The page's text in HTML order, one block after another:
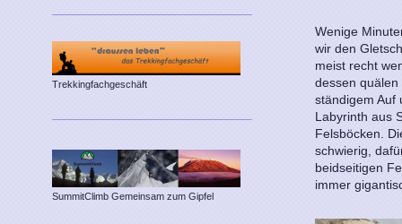
Wenige
wir den
meist recht
dessen quälen
ständigem Auf
Labyrinth aus
Felsböcken.
schwierig,
beidseitigen
immer
Trekkingfachgeschäft
SummitClimb Gemeinsam zum Gipfel